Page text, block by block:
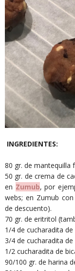
INGREDIENTES:
80 gr. de mantequilla
50 gr. de crema de
en Zumub, por
webs; en Zumub con
de descuento).
70 gr. de eritritol
1/4 de cucharadita de
3/4 de cucharadita de
1/2 cucharadita de
90/100 gr. de harina